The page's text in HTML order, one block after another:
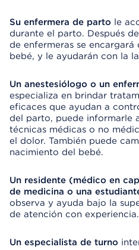
Su enfermera de parto le
durante el parto. Después
de enfermeras se encargará
bebé, y le ayudarán con la
Un anestesiólogo o un
especializa en brindar
eficaces que ayudan a
del parto, puede informarle
técnicas médicas o no
el dolor. También puede
nacimiento del bebé.
Un residente (médico en
de medicina o una
observa y ayuda bajo la
de atención con experiencia.
Un especialista de turno